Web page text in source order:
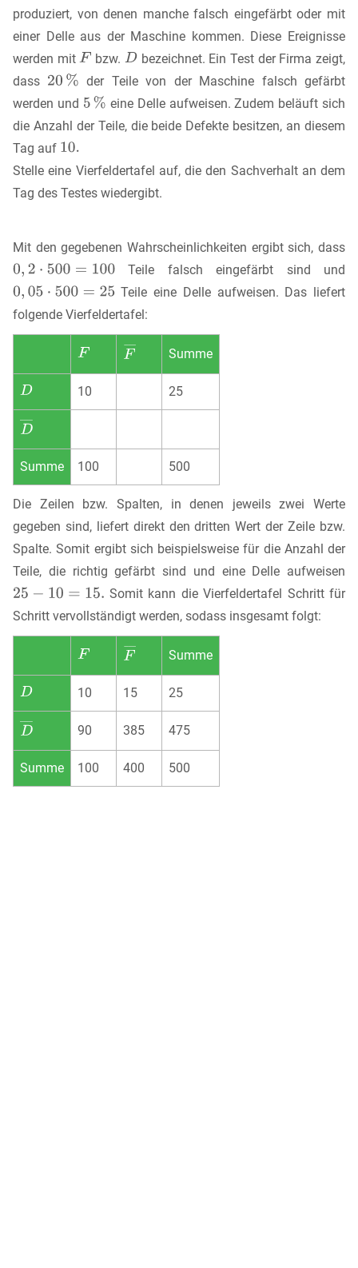
produziert, von denen manche falsch eingefärbt oder mit
einer Delle aus der Maschine kommen. Diese Ereignisse
werden mit
bzw.
bezeichnet. Ein Test der Firma zeigt,
dass
der Teile von der Maschine falsch gefärbt
werden und
eine Delle aufweisen. Zudem beläuft sich
die Anzahl der Teile, die beide Defekte besitzen, an diesem
Tag auf
Stelle eine Vierfeldertafel auf, die den Sachverhalt an dem
Tag des Testes wiedergibt.
Mit den gegebenen Wahrscheinlichkeiten ergibt sich, dass
Teile falsch eingefärbt sind und
Teile eine Delle aufweisen. Das liefert
folgende Vierfeldertafel:
Summe
10 25
Summe 100 500
Die Zeilen bzw. Spalten, in denen jeweils zwei Werte
gegeben sind, liefert direkt den dritten Wert der Zeile bzw.
Spalte. Somit ergibt sich beispielsweise für die Anzahl der
Teile, die richtig gefärbt sind und eine Delle aufweisen
Somit kann die Vierfeldertafel Schritt für
Schritt vervollständigt werden, sodass insgesamt folgt:
Summe
10 15 25
90 385 475
Summe 100 400 500